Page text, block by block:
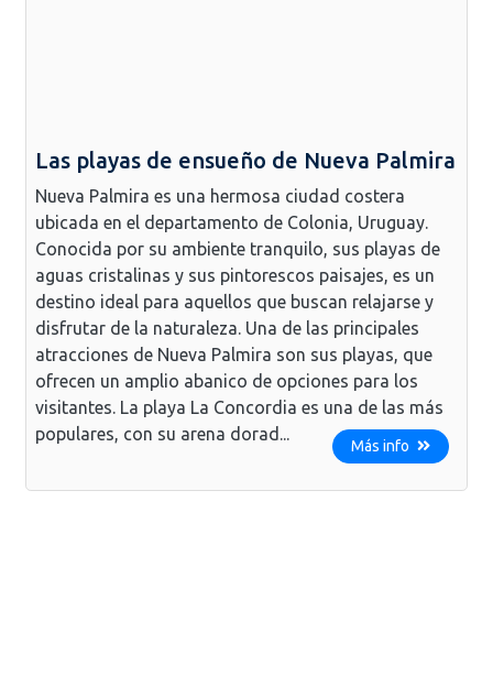
Las playas de ensueño de Nueva Palmira
Nueva Palmira es una hermosa ciudad costera
ubicada en el departamento de Colonia, Uruguay.
Conocida por su ambiente tranquilo, sus playas de
aguas cristalinas y sus pintorescos paisajes, es un
destino ideal para aquellos que buscan relajarse y
disfrutar de la naturaleza. Una de las principales
atracciones de Nueva Palmira son sus playas, que
ofrecen un amplio abanico de opciones para los
visitantes. La playa La Concordia es una de las más
populares, con su arena dorad...
Más info